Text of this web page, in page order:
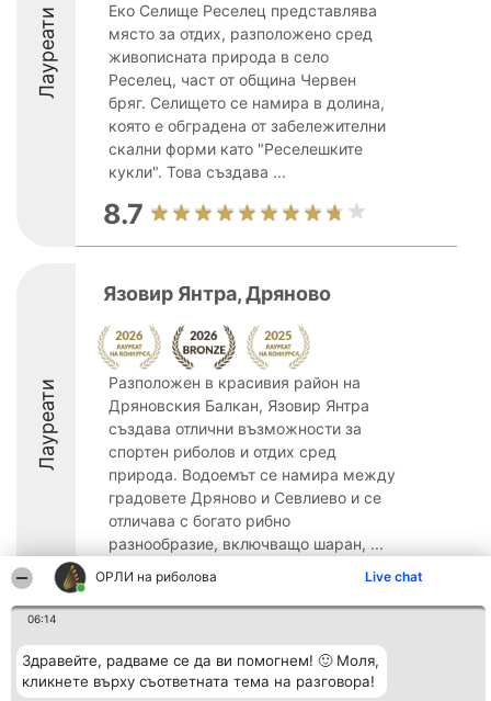
ОРЛИ на риболова Live chat
06:14
Здравейте, радваме се да ви помогнем! 🙂 Моля,
кликнете върху съответната тема на разговора!
Лауреати
Еко Селище Реселец представлява
място за отдих, разположено сред
живописната природа в село
Реселец, част от община Червен
бряг. Селището се намира в долина,
която е обградена от забележителни
скални форми като "Реселешките
кукли". Това създава ...
8.7
Лауреати
Язовир Янтра, Дряново
Разположен в красивия район на
Дряновския Балкан, Язовир Янтра
създава отлични възможности за
спортен риболов и отдих сред
природа. Водоемът се намира между
градовете Дряново и Севлиево и се
отличава с богато рибно
разнообразие, включващо шаран, ...
8.7
Организатор на
класиране
Beautiful Company S.R.L.
Класация
Победители
Контакти
Контакти